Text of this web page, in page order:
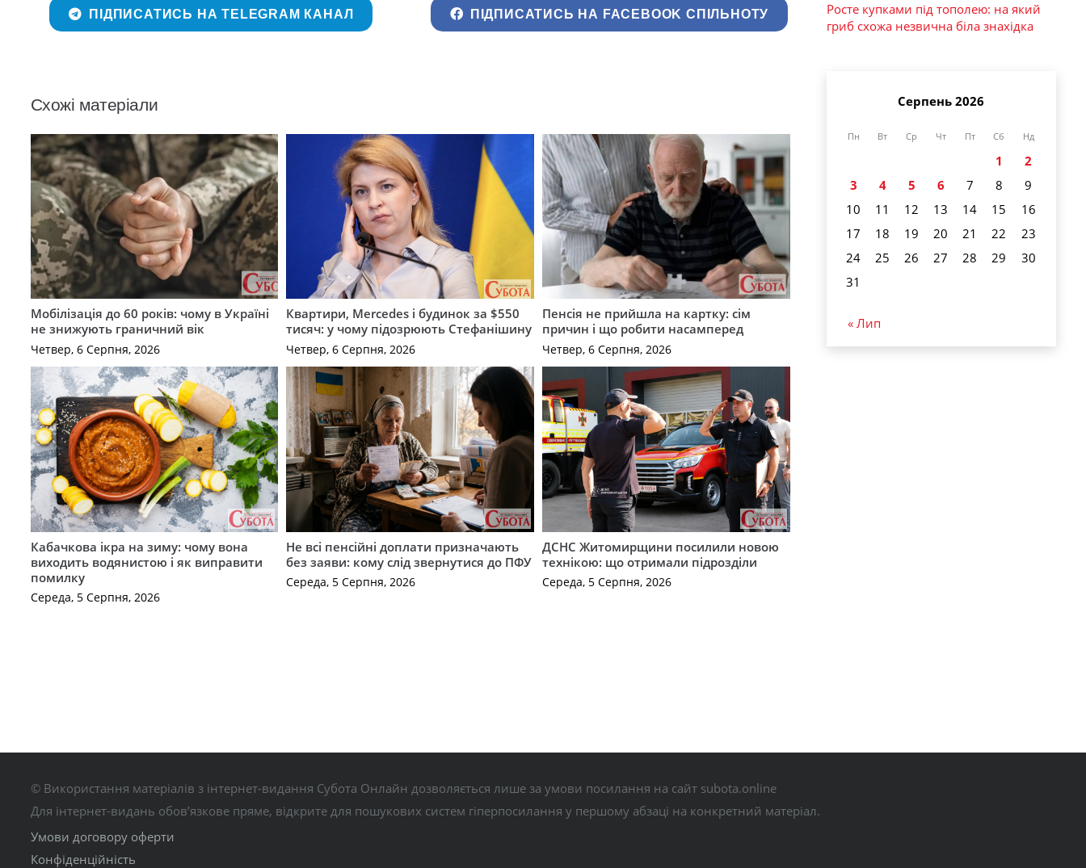
ПІДПИСАТИСЬ НА TELEGRAM КАНАЛ ПІДПИСАТИСЬ НА FACEBOOK СПІЛЬНОТУ
Схожі матеріали
Мобілізація до 60 років: чому в Україні
не знижують граничний вік
Четвер, 6 Серпня, 2026
Квартири, Mercedes і будинок за $550
тисяч: у чому підозрюють Стефанішину
Четвер, 6 Серпня, 2026
Пенсія не прийшла на картку: сім
причин і що робити насамперед
Четвер, 6 Серпня, 2026
Кабачкова ікра на зиму: чому вона
виходить водянистою і як виправити
помилку
Середа, 5 Серпня, 2026
Не всі пенсійні доплати призначають
без заяви: кому слід звернутися до ПФУ
Середа, 5 Серпня, 2026
ДСНС Житомирщини посилили новою
технікою: що отримали підрозділи
Середа, 5 Серпня, 2026
Росте купками під тополею: на який
гриб схожа незвична біла знахідка
Серпень 2026
Пн Вт Ср Чт Пт Сб Нд
1
2
3
4 5 6 7 8
9
10
11 12 13 14 15
16
17
18 19 20 21 22
23
24
25 26 27 28 29
30
31
« Лип
© Використання матеріалів з інтернет-видання Субота Онлайн дозволяється лише за умови посилання на сайт subota.online
Для інтернет-видань обов’язкове пряме, відкрите для пошукових систем гіперпосилання у першому абзаці на конкретний матеріал.
Умови договору оферти
Конфіденційність